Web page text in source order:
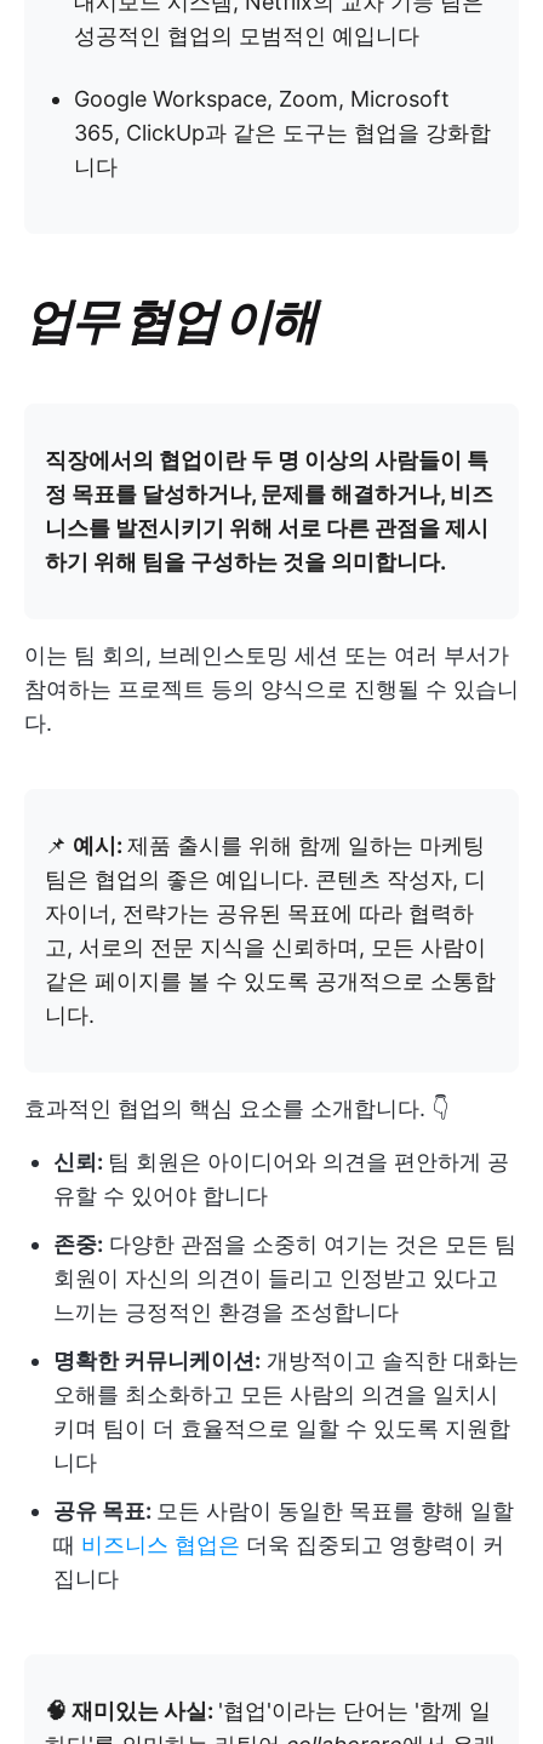
성공적인 협업의 모범적인 예입니다
Google Workspace, Zoom, Microsoft
365, ClickUp과 같은 도구는 협업을 강화합
니다
업무 협업 이해
직장에서의 협업이란 두 명 이상의 사람들이 특
정 목표를 달성하거나, 문제를 해결하거나, 비즈
니스를 발전시키기 위해 서로 다른 관점을 제시
하기 위해 팀을 구성하는 것을 의미합니다.
이는 팀 회의, 브레인스토밍 세션 또는 여러 부서가
참여하는 프로젝트 등의 양식으로 진행될 수 있습니
다.
📌 예시: 제품 출시를 위해 함께 일하는 마케팅
팀은 협업의 좋은 예입니다. 콘텐츠 작성자, 디
자이너, 전략가는 공유된 목표에 따라 협력하
고, 서로의 전문 지식을 신뢰하며, 모든 사람이
같은 페이지를 볼 수 있도록 공개적으로 소통합
니다.
효과적인 협업의 핵심 요소를 소개합니다. 👇
신뢰: 팀 회원은 아이디어와 의견을 편안하게 공
유할 수 있어야 합니다
존중: 다양한 관점을 소중히 여기는 것은 모든 팀
회원이 자신의 의견이 들리고 인정받고 있다고
느끼는 긍정적인 환경을 조성합니다
명확한 커뮤니케이션: 개방적이고 솔직한 대화는
오해를 최소화하고 모든 사람의 의견을 일치시
키며 팀이 더 효율적으로 일할 수 있도록 지원합
니다
공유 목표: 모든 사람이 동일한 목표를 향해 일할
때 비즈니스 협업은 더욱 집중되고 영향력이 커
집니다
🧠 재미있는 사실: '협업'이라는 단어는 '함께 일